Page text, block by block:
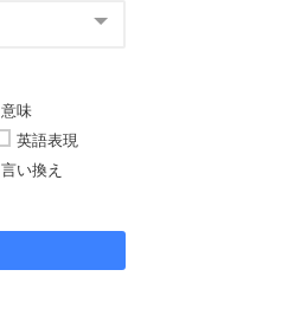
意味
英語表現
言い換え